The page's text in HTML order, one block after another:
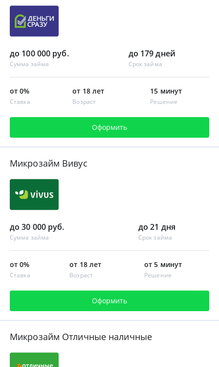
до 100 000 руб.
Сумма займа
до 179 дней
Срок займа
от 0%
Ставка
от 18 лет
Возраст
15 минут
Решение
Оформить
Микрозайм Вивус
до 30 000 руб.
Сумма займа
до 21 дня
Срок займа
от 0%
Ставка
от 18 лет
Возраст
от 5 минут
Решение
Оформить
Микрозайм Отличные наличные